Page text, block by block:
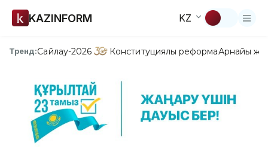
KAZINFORM KZ
Тренд:Сайлау-2026 Конституциялық реформаАрнайы